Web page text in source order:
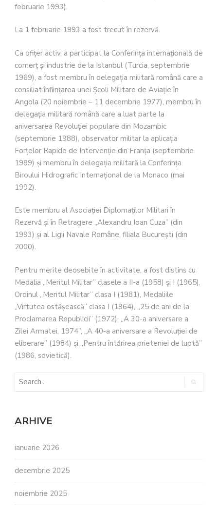
februarie 1993).
La 1 februarie 1993 a fost trecut în rezervă.
Ca ofiţer activ, a participat la Conferinţa internaţională de
comerţ şi industrie de la Istanbul (Turcia, septembrie
1969), a fost membru în delegaţia militară română care a
consiliat înfiinţarea unei Şcoli Militare de Aviaţie în
Angola (20 noiembrie – 11 decembrie 1977), membru în
delegaţia militară română care a luat parte la
aniversarea Revoluţiei populare din Mozambic
(septembrie 1988), observator militar la aplicaţia
Forţelor Rapide de Intervenţie din Franţa (septembrie
1989) şi membru în delegaţia militară la Conferinţa
Biroului Hidrografic Internaţional de la Monaco (mai
1992).
Este membru al Asociaţiei Diplomaţilor Militari în
Rezervă şi în Retragere „Alexandru Ioan Cuza” (din
1993) şi al Ligii Navale Române, filiala Bucureşti (din
2000).
Pentru merite deosebite în activitate, a fost distins cu
Medalia „Meritul Militar” clasele a II-a (1958) şi I (1965),
Ordinul „Meritul Militar” clasa I (1981), Medaliile
„Virtutea ostăşească” clasa I (1964), „25 de ani de la
Proclamarea Republicii” (1972), „A 30-a aniversare a
Zilei Armatei, 1974”, „A 40-a aniversare a Revoluţiei de
eliberare” (1984) şi „Pentru întărirea prieteniei de luptă”
(1986, sovietică).
ARHIVE
ianuarie 2026
decembrie 2025
noiembrie 2025